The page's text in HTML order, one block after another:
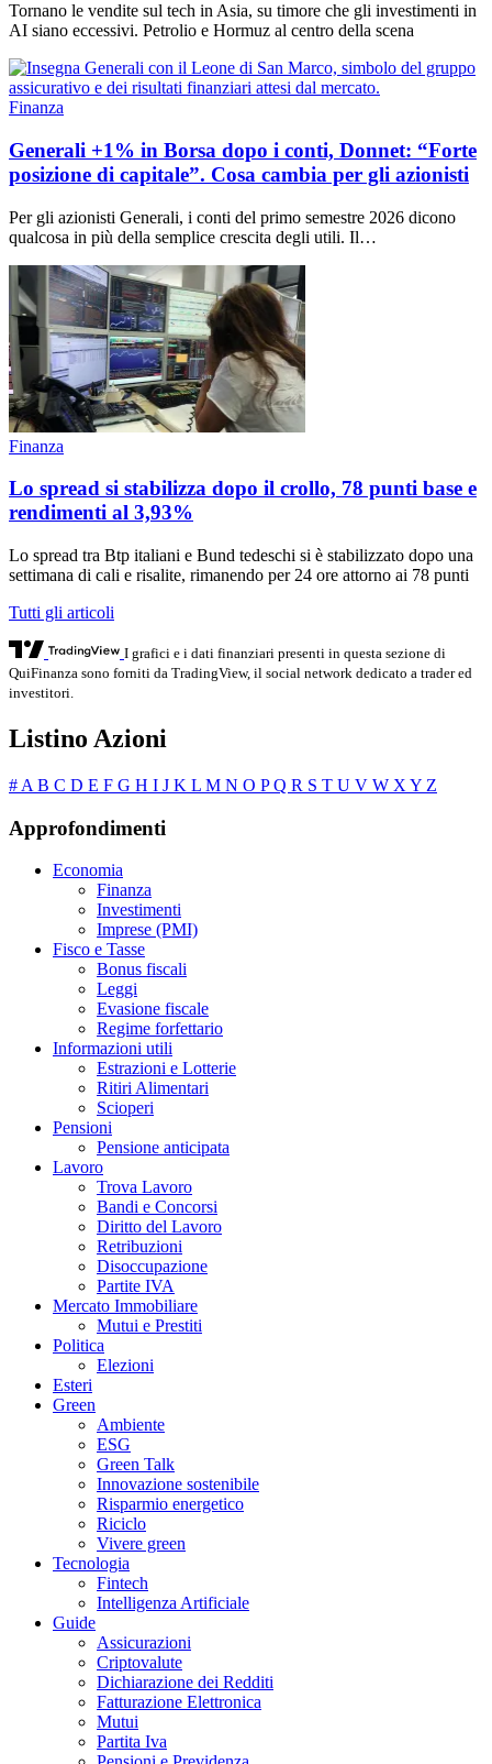
Tornano le vendite sul tech in Asia, su timore che gli investimenti in
AI siano eccessivi. Petrolio e Hormuz al centro della scena
Finanza
Generali +1% in Borsa dopo i conti, Donnet: “Forte
posizione di capitale”. Cosa cambia per gli azionisti
Per gli azionisti Generali, i conti del primo semestre 2026 dicono
qualcosa in più della semplice crescita degli utili. Il…
Finanza
Lo spread si stabilizza dopo il crollo, 78 punti base e
rendimenti al 3,93%
Lo spread tra Btp italiani e Bund tedeschi si è stabilizzato dopo una
settimana di cali e risalite, rimanendo per 24 ore attorno ai 78 punti
Tutti gli articoli
I grafici e i dati finanziari presenti in questa sezione di
QuiFinanza sono forniti da TradingView, il social network dedicato a trader ed
investitori.
Listino Azioni
# A B C D E F G H I J K L M N O PQ R S T U V W X Y Z
Approfondimenti
Economia
Finanza
Investimenti
Imprese (PMI)
Fisco e Tasse
Bonus fiscali
Leggi
Evasione fiscale
Regime forfettario
Informazioni utili
Estrazioni e Lotterie
Ritiri Alimentari
Scioperi
Pensioni
Pensione anticipata
Lavoro
Trova Lavoro
Bandi e Concorsi
Diritto del Lavoro
Retribuzioni
Disoccupazione
Partite IVA
Mercato Immobiliare
Mutui e Prestiti
Politica
Elezioni
Esteri
Green
Ambiente
ESG
Green Talk
Innovazione sostenibile
Risparmio energetico
Riciclo
Vivere green
Tecnologia
Fintech
Intelligenza Artificiale
Guide
Assicurazioni
Criptovalute
Dichiarazione dei Redditi
Fatturazione Elettronica
Mutui
Partita Iva